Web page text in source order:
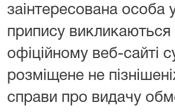
заінтересована
припису
офіційному веб-сайті
розміщене не
справи про видачу